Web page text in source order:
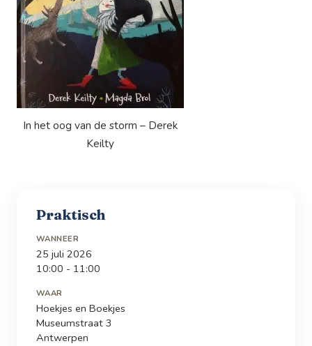
In het oog van de storm – Derek
Keilty
Praktisch
WANNEER
25 juli 2026
10:00 - 11:00
WAAR
Hoekjes en Boekjes
Museumstraat 3
Antwerpen